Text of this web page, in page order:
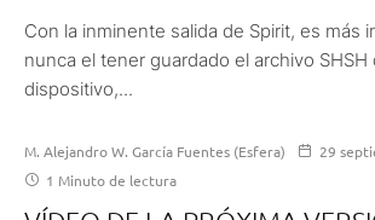
Con la inminente salida de Spirit, es más
nunca el tener guardado el archivo
dispositivo,...
M. Alejandro W. García Fuentes (Esfera)
29
1 Minuto de lectura